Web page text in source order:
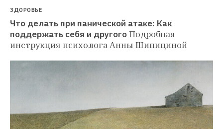
ЗДОРОВЬЕ
Что делать при панической атаке: Как
поддержать себя и другогоПодробная
инструкция психолога Анны Шипициной